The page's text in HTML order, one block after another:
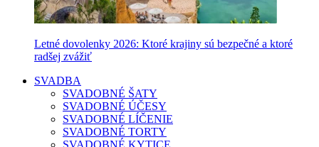
Letné dovolenky 2026: Ktoré krajiny sú bezpečné a ktoré
radšej zvážiť
SVADBA
SVADOBNÉ ŠATY
SVADOBNÉ ÚČESY
SVADOBNÉ LÍČENIE
SVADOBNÉ TORTY
SVADOBNÉ KYTICE